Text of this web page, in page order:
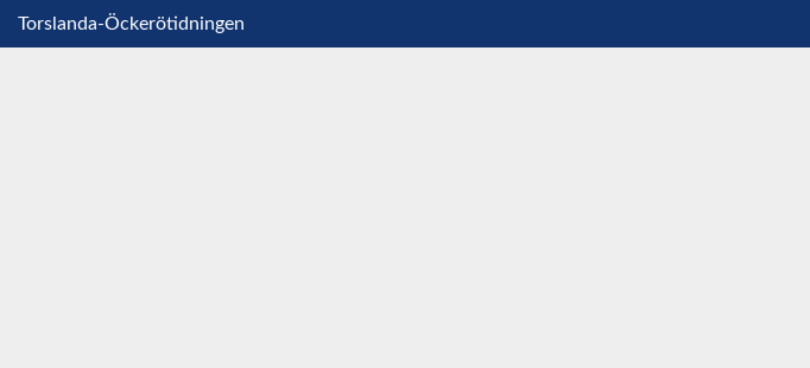
Torslanda-Öckerötidningen